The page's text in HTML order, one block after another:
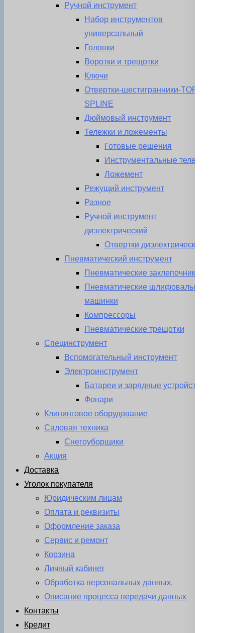
Ручной инструмент
Набор инструментов
универсальный
Головки
Воротки и трещотки
Ключи
Отвертки-шестигранники-TORX-
SPLINE
Дюймовый инструмент
Тележки и ложементы
Готовые решения
Инструментальные тележки
Ложемент
Режущий инструмент
Разное
Ручной инструмент
диэлектрический
Отвертки диэлектрические
Пневматический инструмент
Пневматические заклепочники
Пневматические шлифовальные
машинки
Компрессоры
Пневматические трещотки
Специнструмент
Вспомогательный инструмент
Электроинструмент
Батареи и зарядные устройства
Фонари
Клининговое оборудование
Садовая техника
Снегоуборщики
Акция
Доставка
Уголок покупателя
Юридическим лицам
Оплата и реквизиты
Оформление заказа
Сервис и ремонт
Корзина
Личный кабинет
Обработка персональных данных.
Описание процесса передачи данных
Контакты
Кредит